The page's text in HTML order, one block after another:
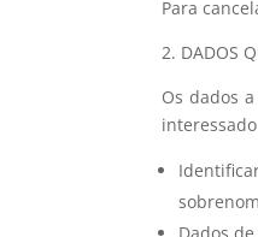
Para
2. DADOS
Os dados a